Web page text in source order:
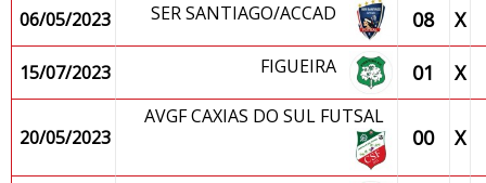
06/05/2023
SER SANTIAGO/ACCAD 08 X
15/07/2023 FIGUEIRA 01 X
20/05/2023
AVGF CAXIAS DO SUL FUTSAL
00 X